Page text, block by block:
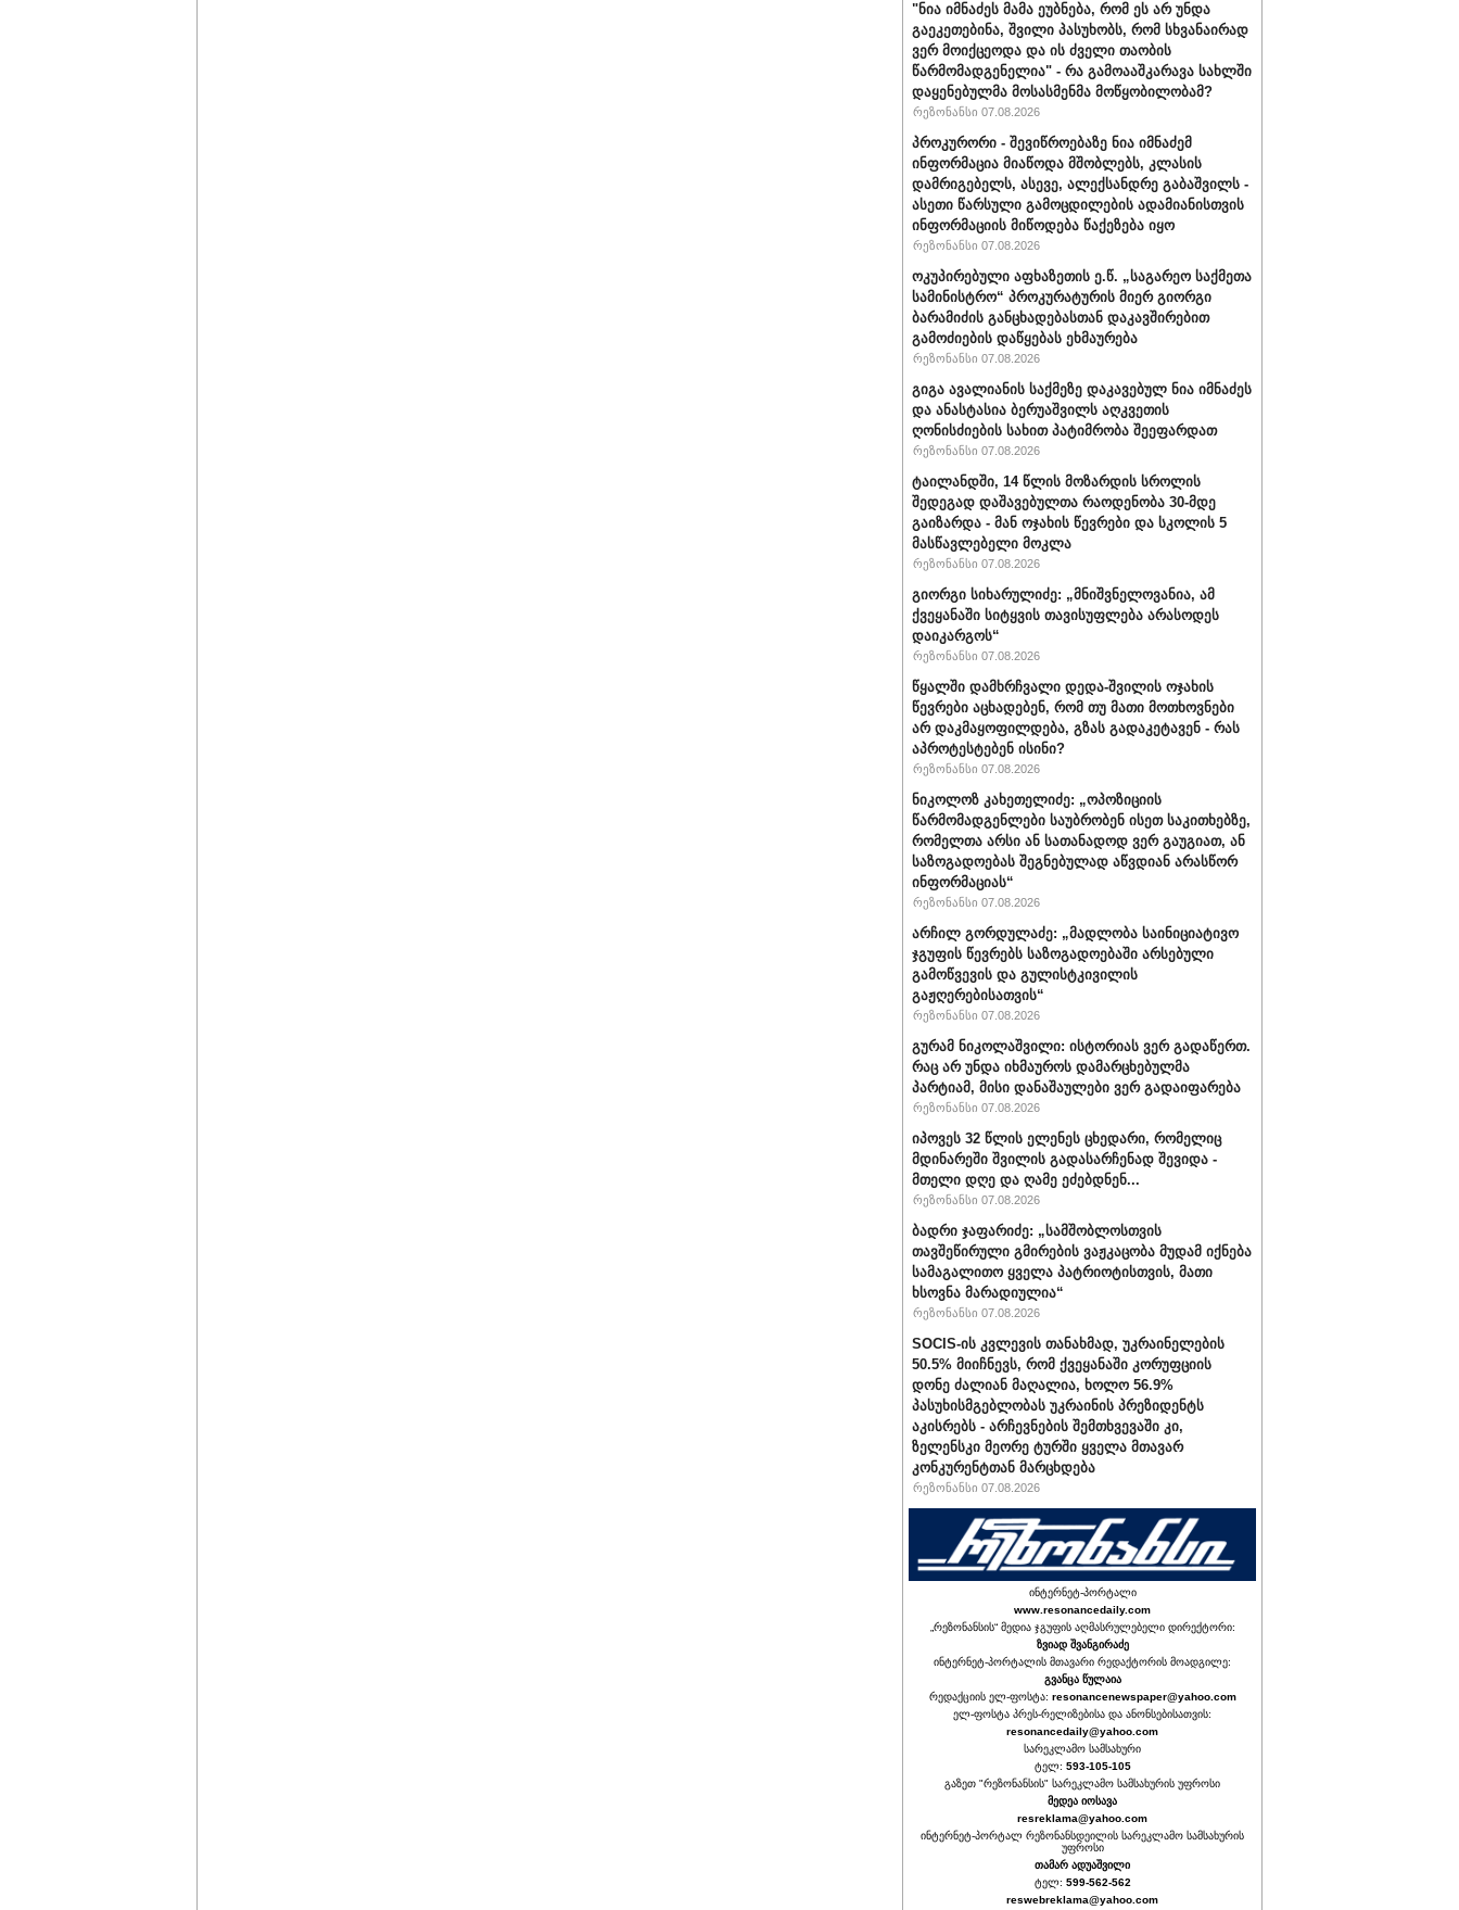
"ნია იმნაძეს მამა ეუბნება, რომ ეს არ უნდა
გაეკეთებინა, შვილი პასუხობს, რომ სხვანაირად
ვერ მოიქცეოდა და ის ძველი თაობის
წარმომადგენელია" - რა გამოააშკარავა სახლში
დაყენებულმა მოსასმენმა მოწყობილობამ?
რეზონანსი 07.08.2026
პროკურორი - შევიწროებაზე ნია იმნაძემ
ინფორმაცია მიაწოდა მშობლებს, კლასის
დამრიგებელს, ასევე, ალექსანდრე გაბაშვილს -
ასეთი წარსული გამოცდილების ადამიანისთვის
ინფორმაციის მიწოდება წაქეზება იყო
რეზონანსი 07.08.2026
ოკუპირებული აფხაზეთის ე.წ. „საგარეო საქმეთა
სამინისტრო“ პროკურატურის მიერ გიორგი
ბარამიძის განცხადებასთან დაკავშირებით
გამოძიების დაწყებას ეხმაურება
რეზონანსი 07.08.2026
გიგა ავალიანის საქმეზე დაკავებულ ნია იმნაძეს
და ანასტასია ბერუაშვილს აღკვეთის
ღონისძიების სახით პატიმრობა შეეფარდათ
რეზონანსი 07.08.2026
ტაილანდში, 14 წლის მოზარდის სროლის
შედეგად დაშავებულთა რაოდენობა 30-მდე
გაიზარდა - მან ოჯახის წევრები და სკოლის 5
მასწავლებელი მოკლა
რეზონანსი 07.08.2026
გიორგი სიხარულიძე: „მნიშვნელოვანია, ამ
ქვეყანაში სიტყვის თავისუფლება არასოდეს
დაიკარგოს“
რეზონანსი 07.08.2026
წყალში დამხრჩვალი დედა-შვილის ოჯახის
წევრები აცხადებენ, რომ თუ მათი მოთხოვნები
არ დაკმაყოფილდება, გზას გადაკეტავენ - რას
აპროტესტებენ ისინი?
რეზონანსი 07.08.2026
ნიკოლოზ კახეთელიძე: „ოპოზიციის
წარმომადგენლები საუბრობენ ისეთ საკითხებზე,
რომელთა არსი ან სათანადოდ ვერ გაუგიათ, ან
საზოგადოებას შეგნებულად აწვდიან არასწორ
ინფორმაციას“
რეზონანსი 07.08.2026
არჩილ გორდულაძე: „მადლობა საინიციატივო
ჯგუფის წევრებს საზოგადოებაში არსებული
გამოწვევის და გულისტკივილის
გაჟღერებისათვის“
რეზონანსი 07.08.2026
გურამ ნიკოლაშვილი: ისტორიას ვერ გადაწერთ.
რაც არ უნდა იხმაუროს დამარცხებულმა
პარტიამ, მისი დანაშაულები ვერ გადაიფარება
რეზონანსი 07.08.2026
იპოვეს 32 წლის ელენეს ცხედარი, რომელიც
მდინარეში შვილის გადასარჩენად შევიდა -
მთელი დღე და ღამე ეძებდნენ...
რეზონანსი 07.08.2026
ბადრი ჯაფარიძე: „სამშობლოსთვის
თავშეწირული გმირების ვაჟკაცობა მუდამ იქნება
სამაგალითო ყველა პატრიოტისთვის, მათი
ხსოვნა მარადიულია“
რეზონანსი 07.08.2026
SOCIS-ის კვლევის თანახმად, უკრაინელების
50.5% მიიჩნევს, რომ ქვეყანაში კორუფციის
დონე ძალიან მაღალია, ხოლო 56.9%
პასუხისმგებლობას უკრაინის პრეზიდენტს
აკისრებს - არჩევნების შემთხვევაში კი,
ზელენსკი მეორე ტურში ყველა მთავარ
კონკურენტთან მარცხდება
რეზონანსი 07.08.2026
ინტერნეტ-პორტალი
www.resonancedaily.com
„რეზონანსის“ მედია ჯგუფის აღმასრულებელი დირექტორი:
ზვიად შვანგირაძე
ინტერნეტ-პორტალის მთავარი რედაქტორის მოადგილე:
გვანცა წულაია
რედაქციის ელ-ფოსტა: resonancenewspaper@yahoo.com
ელ-ფოსტა პრეს-რელიზებისა და ანონსებისათვის:
resonancedaily@yahoo.com
სარეკლამო სამსახური
ტელ: 593-105-105
გაზეთ "რეზონანსის" სარეკლამო სამსახურის უფროსი
მედეა იოსავა
resreklama@yahoo.com
ინტერნეტ-პორტალ რეზონანსდეილის სარეკლამო სამსახურის
უფროსი
თამარ ადუაშვილი
ტელ: 599-562-562
reswebreklama@yahoo.com